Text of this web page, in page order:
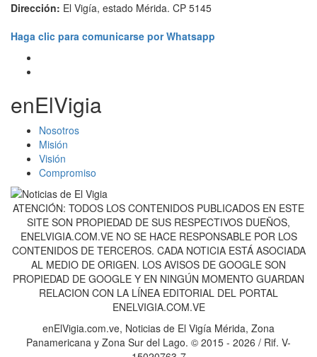
Dirección: El Vigía, estado Mérida. CP 5145
Haga clic para comunicarse por Whatsapp
enElVigia
Nosotros
Misión
Visión
Compromiso
ATENCIÓN: TODOS LOS CONTENIDOS PUBLICADOS EN ESTE
SITE SON PROPIEDAD DE SUS RESPECTIVOS DUEÑOS,
ENELVIGIA.COM.VE NO SE HACE RESPONSABLE POR LOS
CONTENIDOS DE TERCEROS. CADA NOTICIA ESTÁ ASOCIADA
AL MEDIO DE ORIGEN. LOS AVISOS DE GOOGLE SON
PROPIEDAD DE GOOGLE Y EN NINGÚN MOMENTO GUARDAN
RELACION CON LA LÍNEA EDITORIAL DEL PORTAL
ENELVIGIA.COM.VE
enElVigia.com.ve, Noticias de El Vigía Mérida, Zona
Panamericana y Zona Sur del Lago. © 2015 - 2026 / Rif. V-